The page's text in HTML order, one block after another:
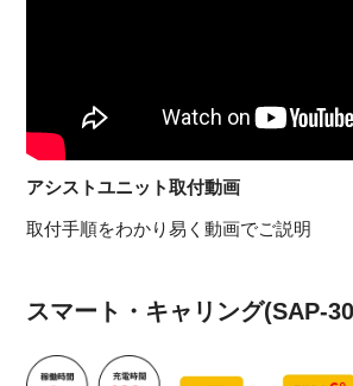
アシストユニット取付動画
取付手順をわかり易く動画でご説明
スマート・キャリング(SAP-